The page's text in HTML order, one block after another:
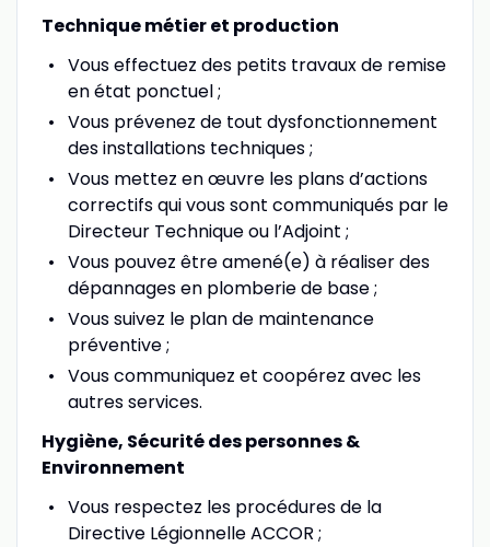
Technique métier et production
Vous effectuez des petits travaux de remise
en état ponctuel ;
Vous prévenez de tout dysfonctionnement
des installations techniques ;
Vous mettez en œuvre les plans d’actions
correctifs qui vous sont communiqués par le
Directeur Technique ou l’Adjoint ;
Vous pouvez être amené(e) à réaliser des
dépannages en plomberie de base ;
Vous suivez le plan de maintenance
préventive ;
Vous communiquez et coopérez avec les
autres services.
Hygiène, Sécurité des personnes &
Environnement
Vous respectez les procédures de la
Directive Légionnelle ACCOR ;